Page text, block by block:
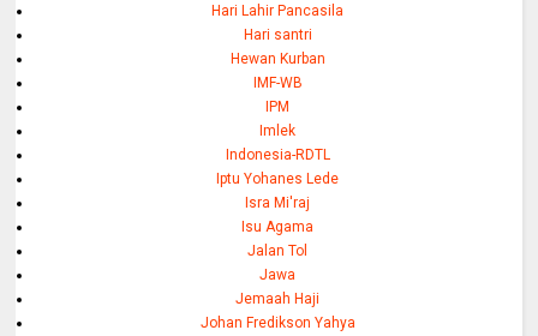
Hari Lahir Pancasila
Hari santri
Hewan Kurban
IMF-WB
IPM
Imlek
Indonesia-RDTL
Iptu Yohanes Lede
Isra Mi'raj
Isu Agama
Jalan Tol
Jawa
Jemaah Haji
Johan Fredikson Yahya